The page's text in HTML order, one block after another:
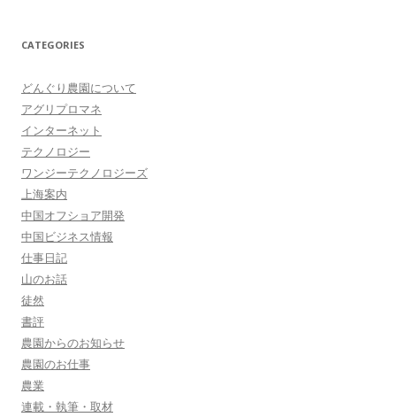
CATEGORIES
どんぐり農園について
アグリプロマネ
インターネット
テクノロジー
ワンジーテクノロジーズ
上海案内
中国オフショア開発
中国ビジネス情報
仕事日記
山のお話
徒然
書評
農園からのお知らせ
農園のお仕事
農業
連載・執筆・取材